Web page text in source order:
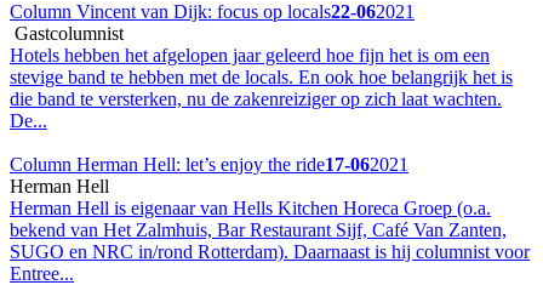
Column Vincent van Dijk: focus op locals22-062021
Gastcolumnist
Hotels hebben het afgelopen jaar geleerd hoe fijn het is om een
stevige band te hebben met de locals. En ook hoe belangrijk het is
die band te versterken, nu de zakenreiziger op zich laat wachten.
De...
Column Herman Hell: let’s enjoy the ride17-062021
Herman Hell
Herman Hell is eigenaar van Hells Kitchen Horeca Groep (o.a.
bekend van Het Zalmhuis, Bar Restaurant Sijf, Café Van Zanten,
SUGO en NRC in/rond Rotterdam). Daarnaast is hij columnist voor
Entree...